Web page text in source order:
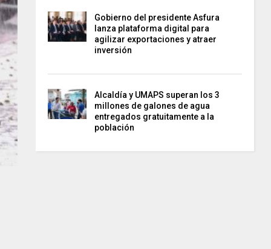
Gobierno del presidente Asfura
lanza plataforma digital para
agilizar exportaciones y atraer
inversión
Alcaldía y UMAPS superan los 3
millones de galones de agua
entregados gratuitamente a la
población